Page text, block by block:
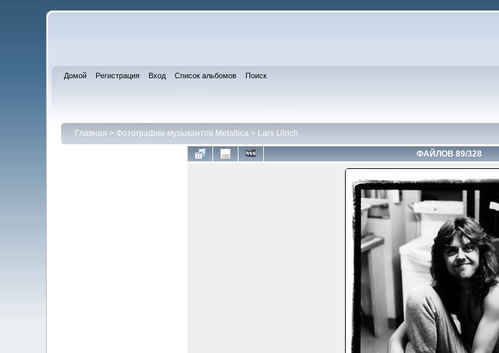
Домой Регистрация Вход Список альбомов Поиск
Главная > Фотографии музыкантов Metallica> Lars Ulrich
ФАЙЛОВ 89/328